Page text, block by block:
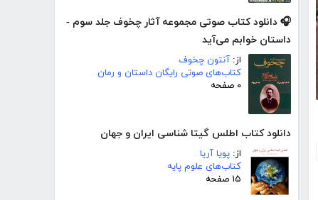
🎧 دانلود کتاب صوتی مجموعه آثار چخوف جلد سوم -
داستان خوابم می‌آید
از: آنتون چخوف
کتاب‌های صوتی رایگان داستان و رمان
۰ صفحه
دانلود کتاب اطلس گیتا شناسی ایران و جهان
از: پویا آریا
کتاب‌های علوم پایه
۱۵ صفحه